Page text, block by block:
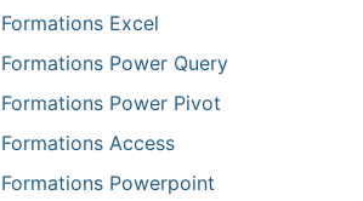
Formations Excel
Formations Power Query
Formations Power Pivot
Formations Access
Formations Powerpoint